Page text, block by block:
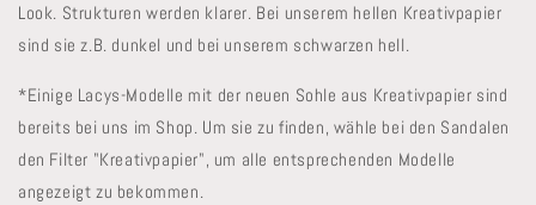
Look. Strukturen werden klarer. Bei unserem hellen Kreativpapier
sind sie z.B. dunkel und bei unserem schwarzen hell.
*Einige Lacys-Modelle mit der neuen Sohle aus Kreativpapier sind
bereits bei uns im Shop. Um sie zu finden, wähle bei den Sandalen
den Filter "Kreativpapier", um alle entsprechenden Modelle
angezeigt zu bekommen.